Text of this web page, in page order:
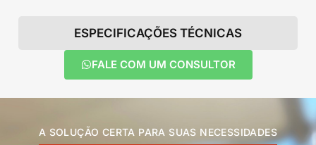
ESPECIFICAÇÕES TÉCNICAS
FALE COM UM CONSULTOR
A SOLUÇÃO CERTA PARA SUAS NECESSIDADES